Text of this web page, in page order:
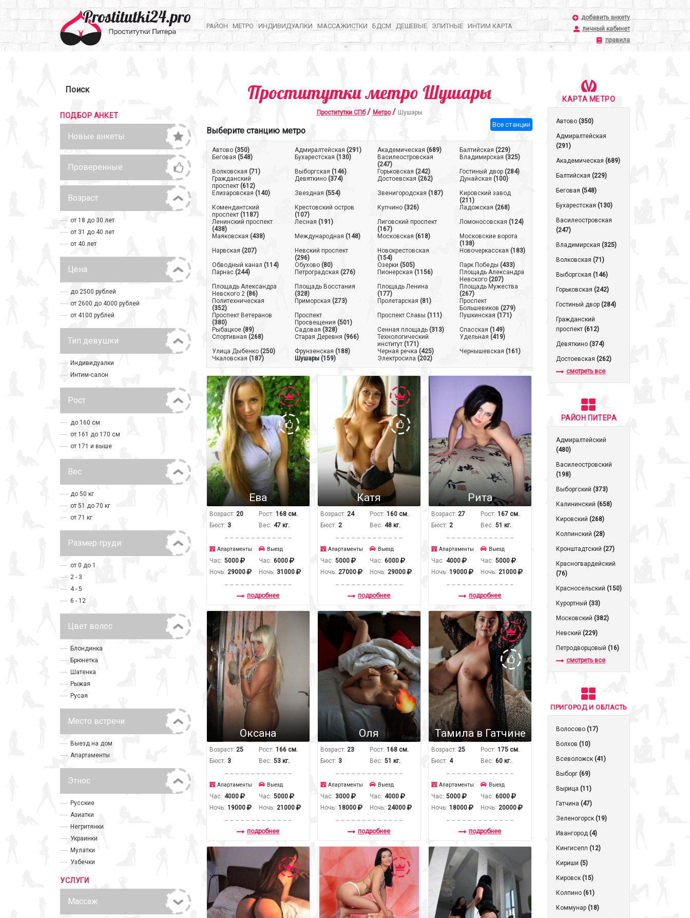
РАЙОН МЕТРО ИНДИВИДУАЛКИ МАССАЖИСТКИ БДСМ ДЕШЕВЫЕ ЭЛИТНЫЕ ИНТИМ КАРТА
добавить анкету
личный кабинет
правила
Поиск
ПОДБОР АНКЕТ
Новые анкеты
Проверенные
Возраст
от 18 до 30 лет
от 31 до 40 лет
от 40 лет
Цена
до 2500 рублей
от 2600 до 4000 рублей
от 4100 рублей
Тип девушки
Индивидуалки
Интим-салон
Рост
до 160 см
от 161 до 170 см
от 171 и выше
Вес
до 50 кг
от 51 до 70 кг
от 71 кг
Размер груди
от 0 до 1
2 - 3
4 - 5
6 - 12
Цвет волос
Блондинка
Брюнетка
Шатенка
Рыжая
Русая
Место встречи
Выезд на дом
Апартаменты
Этнос
Русские
Азиатки
Негритянки
Украинки
Мулатки
Узбечки
УСЛУГИ
Массаж
Проститутки метро Шушары
Проститутки СПб / Метро / Шушары
Все станции
Выберите станцию метро
Автово (350) Адмиралтейская (291) Академическая (689) Балтийская (229)
Беговая (548) Бухарестская (130)
Василеостровская
(247)
Владимирская (325)
Волковская (71) Выборгская (146) Горьковская (242) Гостиный двор (284)
Гражданский
проспект (612)
Девяткино(374) Достоевская (262) Дунайская (100)
Елизаровская (140) Звездная (554) Звенигородская (187)
Кировский завод
(211)
Комендантский
проспект (1187)
Крестовский остров
(107)
Купчино(326) Ладожская (268)
Ленинский проспект
(438)
Лесная (191)
Лиговский проспект
(167)
Ломоносовская (124)
Маяковская (438) Международная (148) Московская (618)
Московские ворота
(138)
Нарвская (207)
Невский проспект
(296)
Новокрестовская
(154)
Новочеркасская (183)
Обводный канал (114) Обухово(80) Озерки (505) Парк Победы (433)
Парнас (244) Петроградская (276) Пионерская (1156)
Площадь Александра
Невского (207)
Площадь Александра
Невского 2 (86)
Площадь Восстания
(328)
Площадь Ленина
(177)
Площадь Мужества
(267)
Политехническая
(352)
Приморская (273) Пролетарская (81)
Проспект
Большевиков (279)
Проспект Ветеранов
(380)
Проспект
Просвещения (501)
Проспект Славы (111) Пушкинская (171)
Рыбацкое (89) Садовая (328) Сенная площадь(313) Спасская (149)
Спортивная (268) Старая Деревня (966)
Технологический
институт(171)
Удельная (419)
Улица Дыбенко (250) Фрунзенская (188) Черная речка (425) Чернышевская (161)
Чкаловская (187) Шушары(159) Электросила (202)
Ева
Возраст: 20
Бюст: 3
Рост: 168 см.
Вес: 47 кг.
Апартаменты
Час: 5000
Ночь: 29000
Выезд
Час: 6000
Ночь: 31000
подробнее
Катя
Возраст: 24
Бюст: 2
Рост: 160 см.
Вес: 48 кг.
Апартаменты
Час: 5000
Ночь: 27000
Выезд
Час: 6000
Ночь: 29000
подробнее
Рита
Возраст: 27
Бюст: 2
Рост: 167 см.
Вес: 51 кг.
Апартаменты
Час: 4000
Ночь: 19000
Выезд
Час: 5000
Ночь: 21000
подробнее
Оксана
Возраст: 25
Бюст: 3
Рост: 166 см.
Вес: 53 кг.
Апартаменты
Час: 4000
Ночь: 19000
Выезд
Час: 5000
Ночь: 21000
подробнее
Оля
Возраст: 23
Бюст: 3
Рост: 168 см.
Вес: 51 кг.
Апартаменты
Час: 3000
Ночь: 18000
Выезд
Час: 4000
Ночь: 24000
подробнее
Тамила в Гатчине
Возраст: 25
Бюст: 4
Рост: 175 см.
Вес: 60 кг.
Апартаменты
Час: 5000
Ночь: 18000
Выезд
Час: 6000
Ночь: 20000
подробнее
КАРТА МЕТРО
Автово (350)
Адмиралтейская
(291)
Академическая (689)
Балтийская (229)
Беговая (548)
Бухарестская (130)
Василеостровская
(247)
Владимирская (325)
Волковская (71)
Выборгская (146)
Горьковская (242)
Гостиный двор (284)
Гражданский
проспект (612)
Девяткино (374)
Достоевская (262)
смотреть все
РАЙОН ПИТЕРА
Адмиралтейский
(480)
Василеостровский
(198)
Выборгский (373)
Калининский (658)
Кировский (268)
Колпинский (28)
Кронштадтcкий (27)
Красногвардейский
(76)
Красносельский (150)
Курортный (33)
Московский (382)
Невский (229)
Петродворцовый (16)
смотреть все
ПРИГОРОД И ОБЛАСТЬ
Волосово (17)
Волхов (10)
Всеволожск (41)
Выборг (69)
Вырица (11)
Гатчина (47)
Зеленогорск (19)
Ивангород (4)
Кингисепп (12)
Кириши (5)
Кировск (15)
Колпино (61)
Коммунар (18)